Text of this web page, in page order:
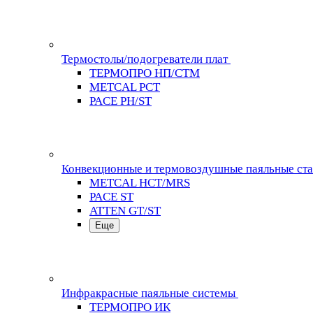
Термостолы/подогреватели плат
ТЕРМОПРО НП/СТМ
METCAL PCT
PACE PH/ST
Конвекционные и термовоздушные паяльные
METCAL HCT/MRS
PACE ST
ATTEN GT/ST
Еще
Инфракрасные паяльные системы
ТЕРМОПРО ИК